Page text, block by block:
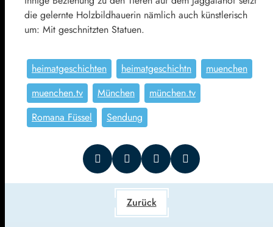
die gelernte Holzbildhauerin nämlich auch künstlerisch
um: Mit geschnitzten Statuen.
heimatgeschichten heimatgeschichtn
muenchen
muenchen.tv
München
münchen.tv
Romana Füssel
Sendung
Zurück